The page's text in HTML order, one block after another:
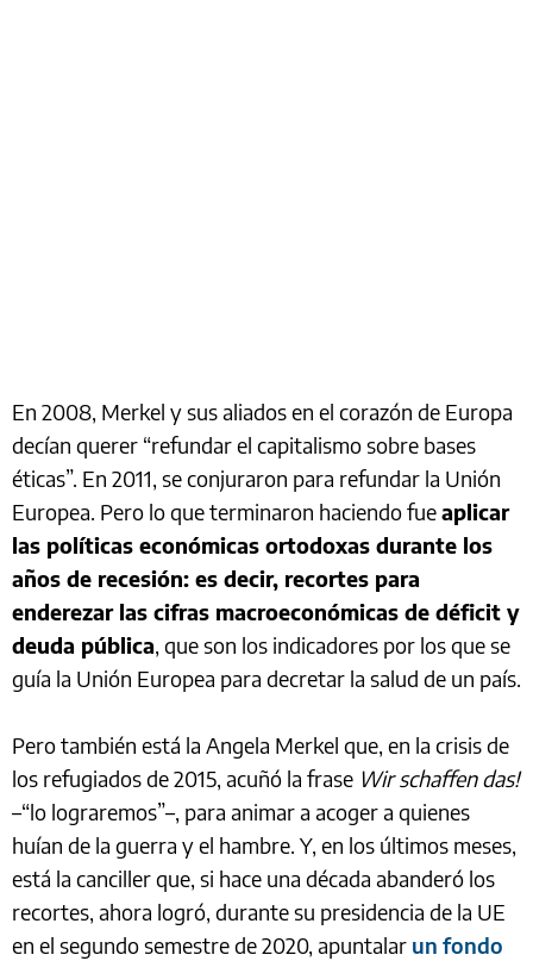
En 2008, Merkel y sus aliados en el corazón de Europa
decían querer “refundar el capitalismo sobre bases
éticas”. En 2011, se conjuraron para refundar la Unión
Europea. Pero lo que terminaron haciendo fueaplicar
las políticas económicas ortodoxas durante los
años de recesión: es decir, recortes para
enderezar las cifras macroeconómicas de déficit y
deuda pública, que son los indicadores por los que se
guía la Unión Europea para decretar la salud de un país.
Pero también está la Angela Merkel que, en la crisis de
los refugiados de 2015, acuñó la frase Wir schaffen das!
–“lo lograremos”–, para animar a acoger a quienes
huían de la guerra y el hambre. Y, en los últimos meses,
está la canciller que, si hace una década abanderó los
recortes, ahora logró, durante su presidencia de la UE
en el segundo semestre de 2020, apuntalar un fondo